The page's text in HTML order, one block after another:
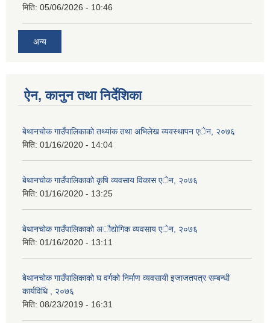
मिति: 05/06/2026 - 10:46
अन्य
ऐन, कानुन तथा निर्देशिका
बेथानचोक गाउँपालिकाको तथ्यांक तथा अभिलेख व्यवस्थापन एेन, २०७६
मिति: 01/16/2020 - 14:04
बेथानचोक गाउँपालिकाको कृषि व्यवसाय विकास एेन, २०७६
मिति: 01/16/2020 - 13:25
बेथानचोक गाउँपालिकाको अौद्योगिक व्यवसाय एेन, २०७६
मिति: 01/16/2020 - 13:11
बेथानचोक गाउँपालिकाको घ वर्गको निर्माण व्यवसायी इजाजतपत्र सम्बन्धी
कार्यविधि , २०७६
मिति: 08/23/2019 - 16:31